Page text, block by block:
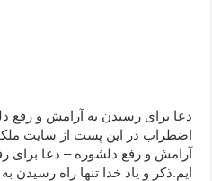
دعا برای رسیدن به آرامش و رفع
آرامش و رفع دلشوره – دعا برای
ایم.ذکر و یاد خدا تنها راه